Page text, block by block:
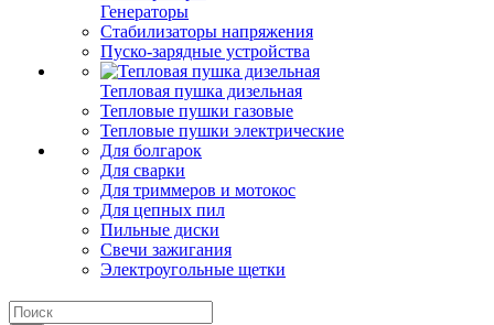
Генераторы
Стабилизаторы напряжения
Пуско-зарядные устройства
Тепловая пушка дизельная
Тепловые пушки газовые
Тепловые пушки электрические
Для болгарок
Для сварки
Для триммеров и мотокос
Для цепных пил
Пильные диски
Свечи зажигания
Электроугольные щетки